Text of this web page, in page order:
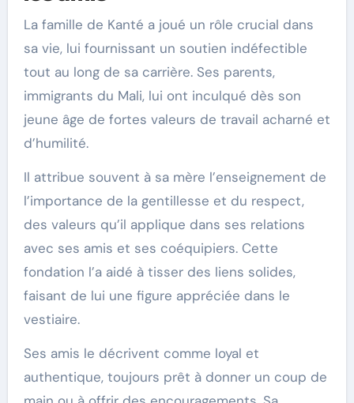
La famille de Kanté a joué un rôle crucial dans
sa vie, lui fournissant un soutien indéfectible
tout au long de sa carrière. Ses parents,
immigrants du Mali, lui ont inculqué dès son
jeune âge de fortes valeurs de travail acharné et
d’humilité.
Il attribue souvent à sa mère l’enseignement de
l’importance de la gentillesse et du respect,
des valeurs qu’il applique dans ses relations
avec ses amis et ses coéquipiers. Cette
fondation l’a aidé à tisser des liens solides,
faisant de lui une figure appréciée dans le
vestiaire.
Ses amis le décrivent comme loyal et
authentique, toujours prêt à donner un coup de